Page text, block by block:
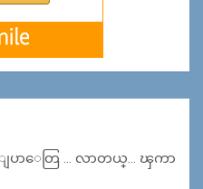
ျပာေတြ … လာတယ္… ၾကာ